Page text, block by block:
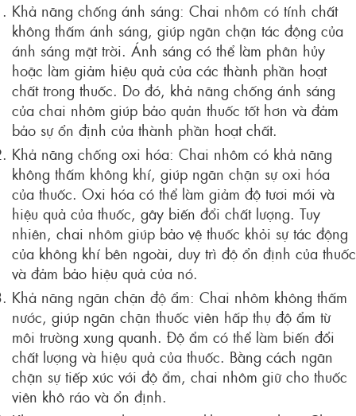
Khả năng chống ánh sáng: Chai nhôm có tính chất
không thấm ánh sáng, giúp ngăn chặn tác động của
ánh sáng mặt trời. Ánh sáng có thể làm phân hủy
hoặc làm giảm hiệu quả của các thành phần hoạt
chất trong thuốc. Do đó, khả năng chống ánh sáng
của chai nhôm giúp bảo quản thuốc tốt hơn và đảm
bảo sự ổn định của thành phần hoạt chất.
Khả năng chống oxi hóa: Chai nhôm có khả năng
không thấm không khí, giúp ngăn chặn sự oxi hóa
của thuốc. Oxi hóa có thể làm giảm độ tươi mới và
hiệu quả của thuốc, gây biến đổi chất lượng. Tuy
nhiên, chai nhôm giúp bảo vệ thuốc khỏi sự tác động
của không khí bên ngoài, duy trì độ ổn định của thuốc
và đảm bảo hiệu quả của nó.
Khả năng ngăn chặn độ ẩm: Chai nhôm không thấm
nước, giúp ngăn chặn thuốc viên hấp thụ độ ẩm từ
môi trường xung quanh. Độ ẩm có thể làm biến đổi
chất lượng và hiệu quả của thuốc. Bằng cách ngăn
chặn sự tiếp xúc với độ ẩm, chai nhôm giữ cho thuốc
viên khô ráo và ổn định.